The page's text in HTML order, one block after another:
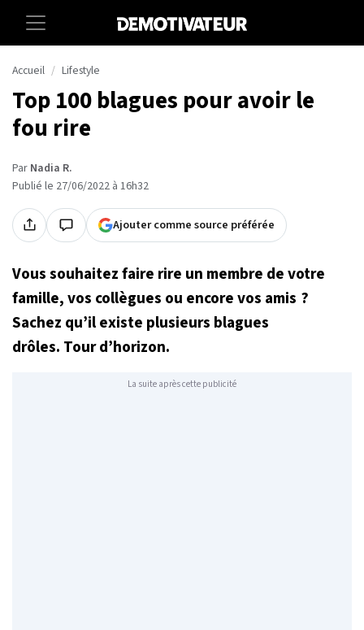
Accueil Lifestyle
Top 100 blagues pour avoir le
fou rire
Par Nadia R.
Publié le 27/06/2022 à 16h32
Ajouter comme source préférée
Vous souhaitez faire rire un membre de votre
famille, vos collègues ou encore vos amis ?
Sachez qu’il existe plusieurs blagues
drôles. Tour d’horizon.
La suite après cette publicité